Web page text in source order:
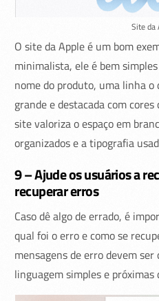
Site da
O site da Apple é um bom
minimalista, ele é bem
nome do produto, uma linha o
grande e destacada com
site valoriza o espaço em
organizados e a tipografia
9 – Ajude os usuários a
recuperar erros
Caso dê algo de errado, é
qual foi o erro e como se
mensagens de erro devem
linguagem simples e próximas